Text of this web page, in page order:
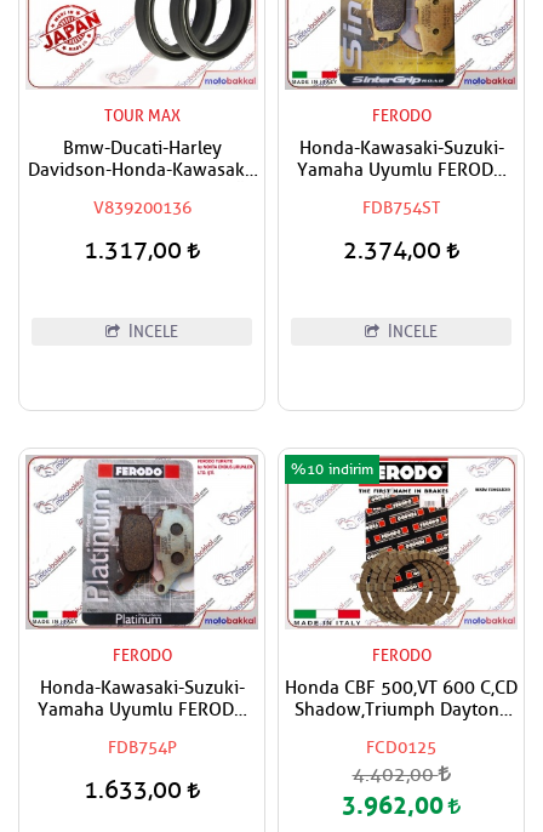
TOUR MAX
Bmw-Ducati-Harley
Davidson-Honda-Kawasaki-
Amortisör Yağ Keçesi
V839200136
1.317,00
İNCELE
FERODO
Honda-Kawasaki-Suzuki-
Yamaha Uyumlu FERODO
FDB754ST
2.374,00
İNCELE
FERODO
Honda-Kawasaki-Suzuki-
Yamaha Uyumlu FERODO
FDB754P
1.633,00
FERODO
Honda CBF 500,VT 600 C,CD
Shadow,Triumph Daytona
Balata Takımı
FCD0125
%10
4.402,00
3.962,00